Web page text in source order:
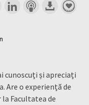
cunoscuți și apreciați
Are o experiență de
Facultatea de